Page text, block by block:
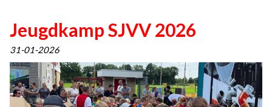
Jeugdkamp SJVV 2026
31-01-2026